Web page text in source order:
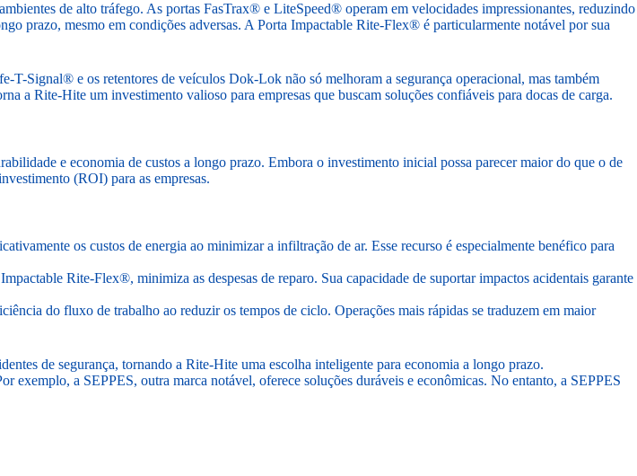
de alto tráfego. As portas FasTrax® e LiteSpeed® operam em velocidades impressionantes, reduzindo
prazo, mesmo em condições adversas. A Porta Impactable Rite-Flex® é particularmente notável por sua
T-Signal® e os retentores de veículos Dok-Lok não só melhoram a segurança operacional, mas também
a Rite-Hite um investimento valioso para empresas que buscam soluções confiáveis para docas de carga.
e economia de custos a longo prazo. Embora o investimento inicial possa parecer maior do que o de
(ROI) para as empresas.
os custos de energia ao minimizar a infiltração de ar. Esse recurso é especialmente benéfico para
Rite-Flex®, minimiza as despesas de reparo. Sua capacidade de suportar impactos acidentais garante
do fluxo de trabalho ao reduzir os tempos de ciclo. Operações mais rápidas se traduzem em maior
de segurança, tornando a Rite-Hite uma escolha inteligente para economia a longo prazo.
exemplo, a SEPPES, outra marca notável, oferece soluções duráveis e econômicas. No entanto, a SEPPES